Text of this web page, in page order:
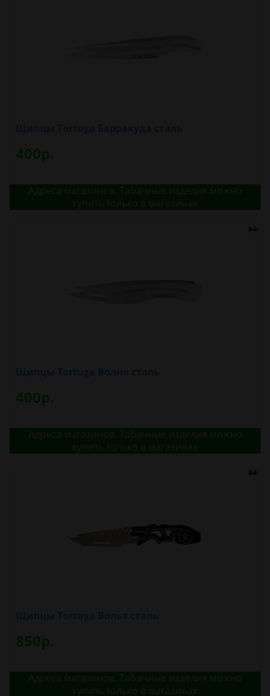
400р.
Адреса магазинов. Табачные изделия можно
купить только в магазинах
400р.
Адреса магазинов. Табачные изделия можно
купить только в магазинах
850р.
Адреса магазинов. Табачные изделия можно
купить только в магазинах